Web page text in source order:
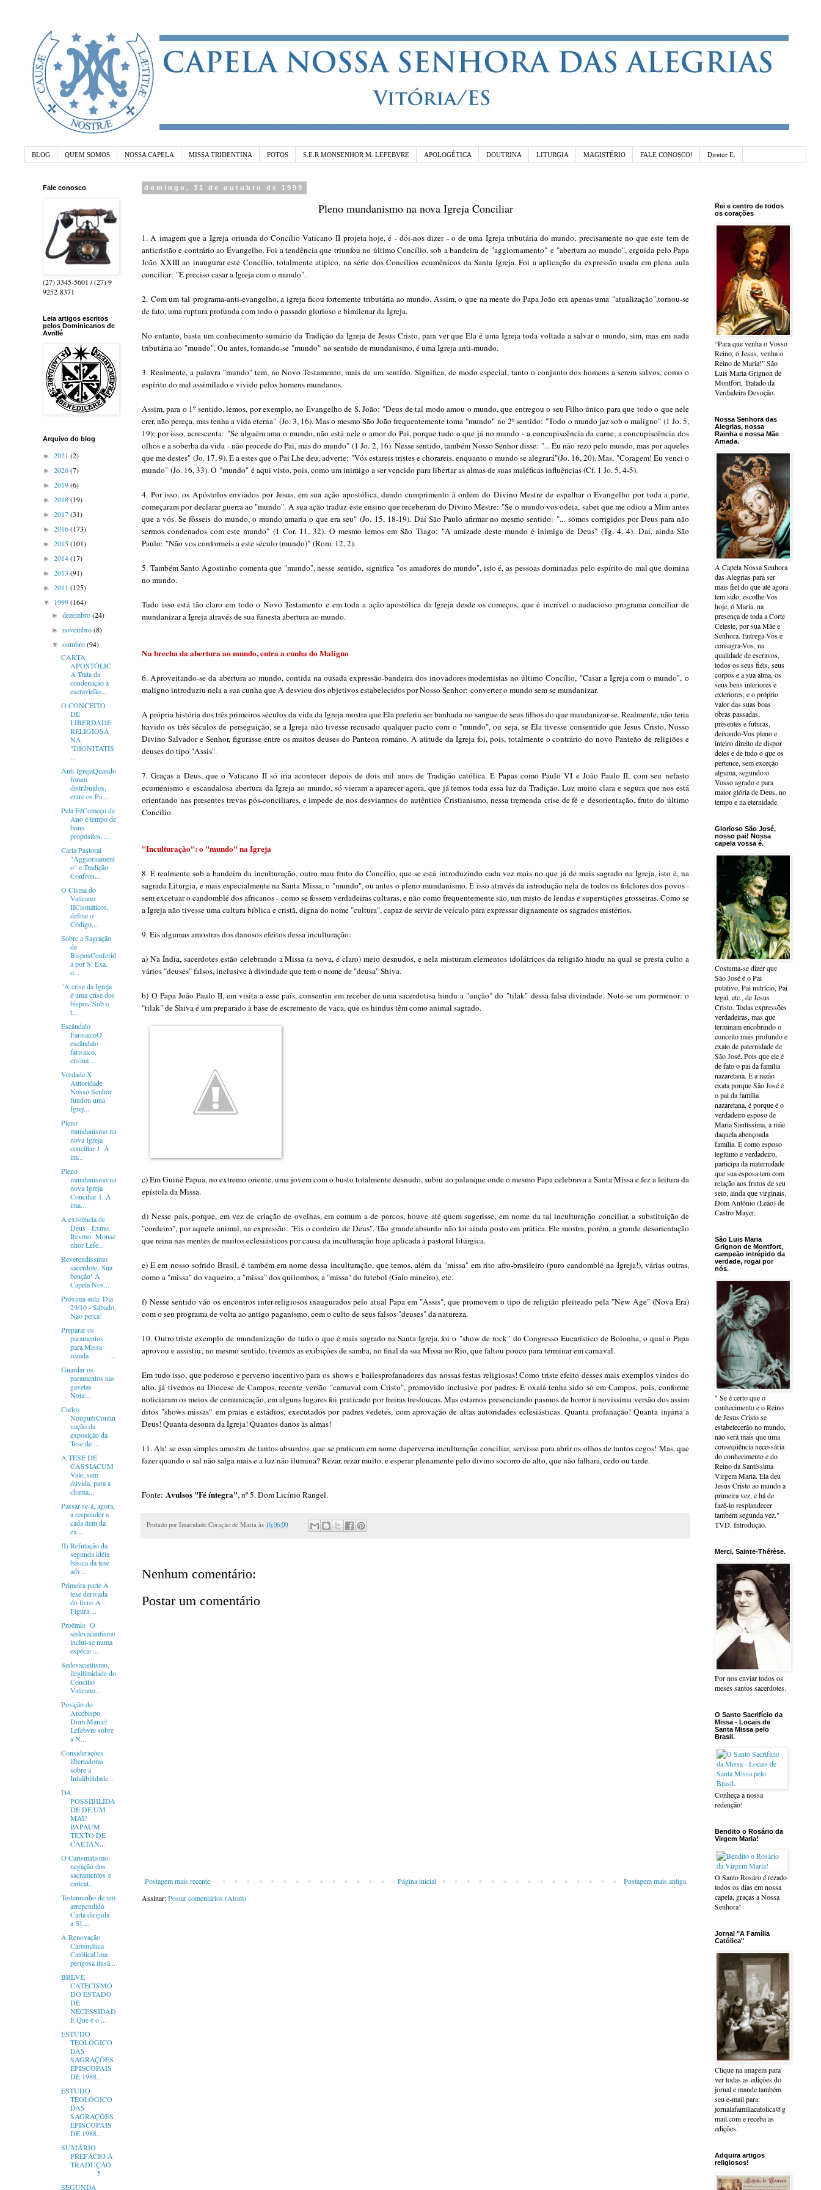
BLOG QUEM SOMOS NOSSA CAPELA MISSA TRIDENTINA FOTOS S.E.R MONSENHOR M. LEFEBVRE APOLOGÉTICA DOUTRINA LITURGIA MAGISTÉRIO FALE CONOSCO! Diretor E.
domingo, 31 de outubro de 1999
Pleno mundanismo na nova Igreja Conciliar
1. A imagem que a Igreja oriunda do Concílio Vaticano II projeta hoje, é - dói-nos dizer - o de uma Igreja tributária do mundo, precisamente no que este tem de
anticristão e contrário ao Evangelho. Foi a tendência que triunfou no último Concílio, sob a bandeira de "aggiornamento" e "abertura ao mundo", erguida pelo Papa
João XXIII ao inaugurar este Concílio, totalmente atípico, na série dos Concílios ecumênicos da Santa Igreja. Foi a aplicação da expressão usada em plena aula
conciliar: "É preciso casar a Igreja com o mundo".
2. Com um tal programa-anti-evangelho, a igreja ficou fortemente tributária ao mundo. Assim, o que na mente do Papa João era apenas uma "atualização",tornou-se
de fato, uma ruptura profunda com todo o passado glorioso e bimilenar da Igreja.
No entanto, basta um conhecimento sumário da Tradição da Igreja de Jesus Cristo, para ver que Ela é uma Igreja toda voltada a salvar o mundo, sim, mas em nada
tributária ao "mundo". Ou antes, tomando-se "mundo" no sentido de mundanismo, é uma Igreja anti-mundo.
3. Realmente, a palavra "mundo" tem, no Novo Testamento, mais de um sentido. Significa, de modo especial, tanto o conjunto dos homens a serem salvos, como o
espírito do mal assimilado e vivido pelos homens mundanos.
Assim, para o 1º sentido, lemos, por exemplo, no Evangelho de S. João: "Deus de tal modo amou o mundo, que entregou o seu Filho único para que todo o que nele
crer, não pereça, mas tenha a vida eterna" (Jo. 3, 16). Mas o mesmo São João frequentemente toma "mundo" no 2º sentido: "Todo o mundo jaz sob o maligno"(1 Jo. 5,
19); por isso, acrescenta: "Se alguém ama o mundo, não está nele o amor do Pai, porque tudo o que já no mundo - a concupiscência da carne, a concupiscência dos
olhos e a soberba da vida - não procede do Pai, mas do mundo" (1 Jo. 2, 16). Nesse sentido, também Nosso Senhor disse: "... Eu não rezo pelo mundo, mas por aqueles
que me destes" (Jo. 17, 9). E a estes que o Pai Lhe deu, adverte: "Vós estareis tristes e chorareis, enquanto o mundo se alegrará"(Jo. 16, 20). Mas, "Coragem! Eu venci o
mundo" (Jo. 16, 33). O "mundo" é aqui visto, pois, como um inimigo a ser vencido para libertar as almas de suas maléficas influências (Cf. 1 Jo. 5, 4-5).
4. Por isso, os Apóstolos enviados por Jesus, em sua ação apostólica, dando cumprimento à ordem do Divino Mestre de espalhar o Evangelho por toda a parte,
começaram por declarar guerra ao "mundo". A sua ação traduz este ensino que receberam do Divino Mestre: "Se o mundo vos odeia, sabei que me odiou a Mim antes
que a vós. Se fôsseis do mundo, o mundo amaria o que era seu" (Jo. 15, 18-19). Daí São Paulo afirmar no mesmo sentido: "... somos corrigidos por Deus para não
sermos condenados com este mundo" (1 Cor. 11, 32).O mesmo lemos em São Tiago: "A amizade deste mundo é inimiga de Deus"(Tg. 4, 4). Daí, ainda São
Paulo: "Não vos conformeis a este século (mundo)" (Rom. 12, 2).
5. Também Santo Agostinho comenta que "mundo", nesse sentido, significa "os amadores do mundo", isto é, as pessoas dominadas pelo espírito do mal que domina
no mundo.
Tudo isso está tão claro em todo o Novo Testamento e em toda a ação apostólica da Igreja desde os começos, que é incrível o audacioso programa conciliar de
mundanizar a Igreja através de sua funesta abertura ao mundo.
Na brecha da abertura ao mundo, entra a cunha do Maligno
6. Aproveitando-se da abertura ao mundo, contida na ousada expressão-bandeira dos inovadores modernistas no último Concílio, "Casar a Igreja com o mundo",o
maligno introduziu nela a sua cunha que A desviou dos objetivos estabelecidos por Nosso Senhor: converter o mundo sem se mundanizar.
A própria história dos três primeiros séculos da vida da Igreja mostra que Ela preferiu ser banhada no sangue de seus filhos do que mundanizar-se. Realmente, não teria
havido os três séculos de perseguição, se a Igreja não tivesse recusado qualquer pacto com o "mundo", ou seja, se Ela tivesse consentido que Jesus Cristo, Nosso
Divino Salvador e Senhor, figurasse entre os muitos deuses do Panteon romano. A atitude da Igreja foi, pois, totalmente o contrário do novo Panteão de religiões e
deuses do tipo "Assis".
7. Graças a Deus, que o Vaticano II só iria acontecer depois de dois mil anos de Tradição católica. E Papas como Paulo VI e João Paulo II, com seu nefasto
ecumenismo e escandalosa aberturada Igreja ao mundo, só vieram a aparecer agora, que já temos toda essa luz da Tradição. Luz muito clara e segura que nos está
orientando nas presentes trevas pós-conciliares, e impede de nos desviarmos do autêntico Cristianismo, nessa tremenda crise de fé edesorientação, fruto do último
Concílio.
"Inculturação": o "mundo" na Igreja
8. É realmente sob a bandeira da inculturação, outro mau fruto do Concílio, que se está introduzindo cada vez mais no que já de mais sagrado na Igreja, isto é, na
sagrada Liturgia, e mais especialmente na Santa Missa, o "mundo", ou antes o pleno mundanismo. E isso através da introdução nela de todos os folclores dos povos -
sem excetuar o candomblé dos africanos - como se fossem verdadeiras culturas, e não como frequentemente são, um misto de lendas e superstições grosseiras. Como se
a Igreja não tivesse uma cultura bíblica e cristã, digna do nome "cultura", capaz de servir de veículo para expressar dignamente os sagrados mistérios.
9. Eis algumas amostras dos danosos efeitos dessa inculturação:
a) Na Índia, sacerdotes estão celebrando a Missa (a nova, é claro) meio desnudos, e nela misturam elementos idolátricos da religião hindu na qual se presta culto a
vários "deuses" falsos, inclusive à divindade que tem o nome de "deusa" Shiva.
b) O Papa João Paulo II, em visita a esse país, consentiu em receber de uma sacerdotisa hindu a "unção" do "tilak" dessa falsa divindade.Note-se um pormenor: o
"tilak" de Shiva é um preparado à base de escremento de vaca, que os hindus têm como animal sagrado.
c) Em Guiné Papua, no extremo oriente, uma jovem com o busto totalmente desnudo, subiu ao palanque onde o mesmo Papa celebrava a Santa Missa e fez a leitura da
epístola da Missa.
d)Nesse país, porque, em vez de criação de ovelhas, era comum a de porcos, houve até quem sugerisse, em nome da tal inculturação conciliar, a substituição de
"cordeiro", por aquele animal, na expressão: "Eis o cordeiro de Deus". Tão grande absurdo não foi ainda posto em prática. Ele mostra, porém, a grande desorientação
que reina nas mentes de muitos eclesiásticos por causa da inculturação hoje aplicada à pastoral litúrgica.
e) E em nosso sofrido Brasil, é também em nome dessa inculturação, que temos, além da "missa" em rito afro-brasileiro (puro candomblé na Igreja!), várias outras,
como a "missa" do vaqueiro, a "missa" dos quilombos, a "missa" do futebol (Galo mineiro), etc.
f) Nesse sentido vão os encontros inter-religiosos inaugurados pelo atual Papa em "Assis", que promovem o tipo de religião pleiteado pela "New Age" (Nova Era)
com o seu programa de volta ao antigo paganismo, com o culto de seus falsos "deuses" da natureza.
10. Outro triste exemplo demundanização de tudo o que é mais sagrado na Santa Igreja, foi o "show de rock" do Congresso Eucarístico de Bolonha, o qual o Papa
aprovou e assistiu; no mesmo sentido, tivemos as exibições de samba, no final da sua Missa no Rio, que faltou pouco para terminar em carnaval.
Em tudo isso, que poderoso e perverso incentivo para osshows e bailesprofanadores das nossas festas religiosas! Como triste efeito desses mais exemplos vindos do
alto, já tivemos na Diocese de Campos, recente versão "carnaval com Cristo", promovido inclusive por padres. E oxalá tenha sido só em Campos, pois, conforme
noticiaram os meios de comunicação, em alguns lugares foi praticado por freiras tresloucas. Mas estamos presenciando pasmos de horror à novíssima versão dos assim
ditos "shows-missas" em praias e estádios, executados por padres vedetes, com aprovação de altas autoridades eclesiásticas. Quanta profanação! Quanta injúria a
Deus! Quanta desonra da Igreja! Quantos danos às almas!
11. Ah! se essa simples amostra de tantos absurdos, que se praticam em nome daperversa inculturação conciliar, servisse para abrir os olhos de tantos cegos! Mas, que
fazer quando o sal não salga mais e a luz não ilumina? Rezar, rezar muito, e esperar plenamente pelo divino socorro do alto, que não falhará, cedo ou tarde.
Fonte: Avulsos "Fé íntegra", nº 5. Dom Licínio Rangel.
Postado por Imaculado Coração de Maria às 16:06:00
Nenhum comentário:
Postar um comentário
Postagem mais recente Postagem mais antiga
Página inicial
Assinar:Postar comentários (Atom)
Fale conosco
(27) 3345-5601 / (27) 9
9252-8371
Leia artigos escritos
pelos Dominicanos de
Avrillé
Arquivo do blog
► 2021 (2)
► 2020(7)
► 2019(6)
► 2018(19)
► 2017(31)
► 2016(173)
► 2015(101)
► 2014(17)
► 2013 (91)
► 2011 (125)
▼ 1999(164)
►dezembro(24)
►novembro(8)
▼outubro(94)
CARTA
APOSTÓLIC
A Trata da
condenação à
escravidão...
O CONCEITO
DE
LIBERDADE
RELIGIOSA
NA
"DIGNITATIS
...
Anti-IgrejaQuando
foram
distribuídos,
entre os Pa...
Pela FéComeço de
Ano é tempo de
bons
propósitos. ...
Carta Pastoral
"Aggiornament
o" e Tradição
Confron...
O Cisma do
Vaticano
IICismáticos,
define o
Código...
Sobre a Sagração
de
BisposConferid
a por S. Exa.
o...
"A crise da Igreja
é uma crise dos
bispos"Sob o
t...
Escândalo
FarisaicoO
escândalo
farisaico,
ensina ...
Verdade X
Autoridade
Nosso Senhor
fundou uma
Igrej...
Pleno
mundanismo na
nova Igreja
conciliar 1. A
im...
Pleno
mundanismo na
nova Igreja
Conciliar 1. A
ima...
A existência de
Deus - Exmo.
Revmo. Monse
nhor Lefe...
Reverendíssimo
sacerdote, Sua
benção! A
Capela Nos...
Próxima aula: Dia
29/10 - Sábado,
Não perca!
Preparar os
paramentos
para Missa
rezada ...
Guardar os
paramentos nas
gavetas
Nota:...
Carlos
Nougué(Contin
uação da
exposição da
Tese de ...
A TESE DE
CASSIACUM
Vale, sem
dúvida, para a
chama...
Passar-se-á, agora,
a responder a
cada item da
ex...
II) Refutação da
segunda idéia
básica da tese
adv...
Primeira parte A
tese derivada
do livro A
Figura ...
Proêmio O
sedevacantismo
inclui-se numa
espécie ...
Sedevacantismo,
ilegitimidade do
Concílio
Vaticano...
Posição do
Arcebispo
Dom Marcel
Lefebvre sobre
a N...
Considerações
libertadoras
sobre a
Infalibilidade...
DA
POSSIBILIDA
DE DE UM
MAU
PAPAUM
TEXTO DE
CAETAN...
O Carismatismo:
negação dos
sacramentos e
caricat...
Testemunho de um
arrependido
Carta dirigida
a Sì ...
A Renovação
Carismática
CatólicaUma
perigosa ilusã...
BREVE
CATECISMO
DO ESTADO
DE
NECESSIDAD
E Que é o ...
ESTUDO
TEOLÓGICO
DAS
SAGRAÇÕES
EPISCOPAIS
DE 1988...
ESTUDO
TEOLÓGICO
DAS
SAGRAÇÕES
EPISCOPAIS
DE 1988...
SUMÁRIO
PREFÁCIO À
TRADUÇÃO
5
SEGUNDA
Rei e centro de todos
os corações
“Para que venha o Vosso
Reino, ó Jesus, venha o
Reino de Maria!” São
Luis Maria Grignon de
Montfort, Tratado da
Verdadeira Devoção.
Nossa Senhora das
Alegrias, nossa
Rainha e nossa Mãe
Amada.
A Capela Nossa Senhora
das Alegrias para ser
mais fiel do que até agora
tem sido, escolhe-Vos
hoje, ó Maria, na
presença de toda a Corte
Celeste, por sua Mãe e
Senhora. Entrega-Vos e
consagra-Vos, na
qualidade de escravos,
todos os seus fiéis, seus
corpos e a sua alma, os
seus bens interiores e
exteriores, e o próprio
valor das suas boas
obras passadas,
presentes e futuras,
deixando-Vos pleno e
inteiro direito de dispor
deles e de tudo o que os
pertence, sem exceção
alguma, segundo o
Vosso agrado e para
maior glória de Deus, no
tempo e na eternidade.
Glorioso São José,
nosso pai! Nossa
capela vossa é.
Costuma-se dizer que
São José é o Pai
putativo, Pai nutrício, Pai
legal, etc., de Jesus
Cristo. Todas expressões
verdadeiras, mas que
terminam encobrindo o
conceito mais profundo e
exato de paternidade de
São José. Pois que ele é
de fato o pai da família
nazaretana. E a razão
exata porque São José é
o pai da família
nazaretana, é porque é o
verdadeiro esposo de
Maria Santíssima, a mãe
daquela abençoada
família. E como esposo
legítimo e verdadeiro,
participa da maternidade
que sua esposa tem com
relação aos frutos de seu
seio, ainda que virginais.
Dom Antônio (Leão) de
Castro Mayer.
São Luis Maria
Grignon de Montfort,
campeão intrépido da
verdade, rogai por
nós.
" Se é certo que o
conhecimento e o Reino
de Jesus Cristo se
estabelecerão no mundo,
não será mais que uma
conseqüência necessária
do conhecimento e do
Reino da Santíssima
Virgem Maria. Ela deu
Jesus Cristo ao mundo a
primeira vez, e há de
fazê-lo resplandecer
também segunda vez."
TVD, Introdução.
Merci, Sainte-Thérèse.
Por nos enviar todos os
meses santos sacerdotes.
O Santo Sacrifício da
Missa - Locais de
Santa Missa pelo
Brasil.
Conheça a nossa
redenção!
Bendito o Rosário da
Virgem Maria!
O Santo Rosáro é rezado
todos os dias em nossa
capela, graças a Nossa
Senhora!
Jornal "A Família
Católica"
Clique na imagem para
ver todas as edições do
jornal e mande também
seu e-mail para:
jornalafamiliacatolica@g
mail.com e receba as
edições.
Adquira artigos
religiosos!